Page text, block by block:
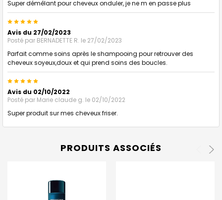
Super démêlant pour cheveux onduler, je ne m en passe plus
5
Avis du 27/02/2023
Posté par BERNADETTE R. le 27/02/2023
Parfait comme soins après le shampooing pour retrouver des
cheveux soyeux,doux et qui prend soins des boucles.
5
Avis du 02/10/2022
Posté par Marie claude g. le 02/10/2022
Super produit sur mes cheveux friser.
PRODUITS ASSOCIÉS